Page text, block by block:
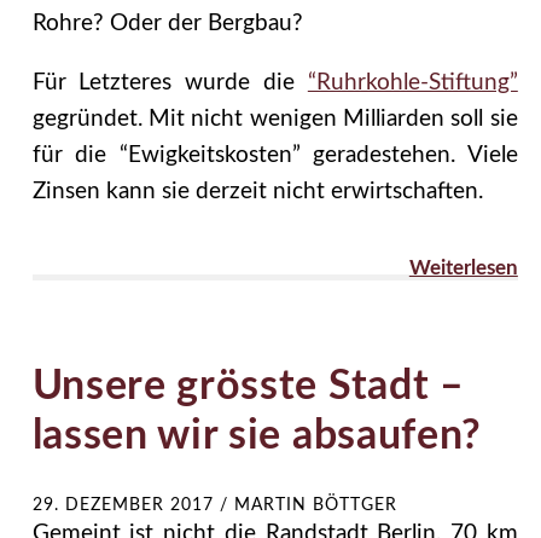
Rohre? Oder der Bergbau?
Für Letzteres wurde die “Ruhrkohle-Stiftung”
gegründet. Mit nicht wenigen Milliarden soll sie
für die “Ewigkeitskosten” geradestehen. Viele
Zinsen kann sie derzeit nicht erwirtschaften.
Weiterlesen
Unsere grösste Stadt –
lassen wir sie absaufen?
29. DEZEMBER 2017 / MARTIN BÖTTGER